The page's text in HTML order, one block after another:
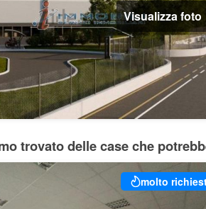
Visualizza foto
trovato delle case che
molto